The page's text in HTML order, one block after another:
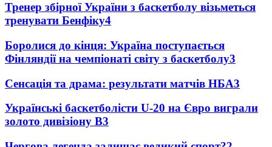
Тренер збірної України з баскетболу візьметься
тренувати Бенфіку4
Боролися до кінця: Україна поступається
Фінляндії на чемпіонаті світу з баскетболу3
Сенсація та драма: результати матчів НБА3
Українські баскетболісти U-20 на Євро виграли
золото дивізіону В3